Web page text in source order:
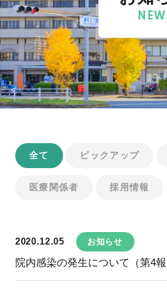
全て ピックアップ
医療関係者 採用情報
2020.12.05 お知らせ
院内感染の発生について（第4報